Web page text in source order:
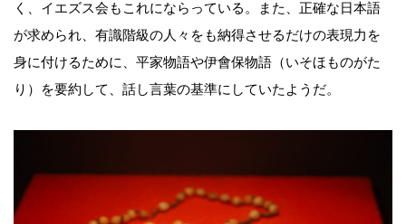
く、イエズス会もこれにならっている。また、正確な日本語
が求められ、有識階級の人々をも納得させるだけの表現力を
身に付けるために、平家物語や伊會保物語（いそほものがた
り）を要約して、話し言葉の基準にしていたようだ。